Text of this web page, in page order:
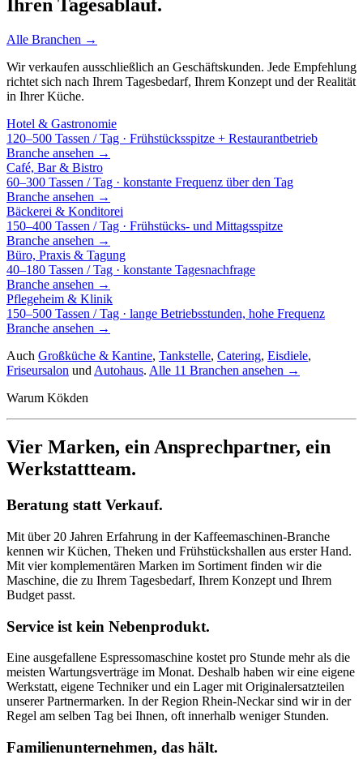
Ihren Tagesablauf.
Alle Branchen →
Wir verkaufen ausschließlich an Geschäftskunden. Jede Empfehlung
richtet sich nach Ihrem Tagesbedarf, Ihrem Konzept und der Realität
in Ihrer Küche.
Hotel & Gastronomie
120–500 Tassen / Tag · Frühstücksspitze + Restaurantbetrieb
Branche ansehen →
Café, Bar & Bistro
60–300 Tassen / Tag · konstante Frequenz über den Tag
Branche ansehen →
Bäckerei & Konditorei
150–400 Tassen / Tag · Frühstücks- und Mittagsspitze
Branche ansehen →
Büro, Praxis & Tagung
40–180 Tassen / Tag · konstante Tagesnachfrage
Branche ansehen →
Pflegeheim & Klinik
150–500 Tassen / Tag · lange Betriebsstunden, hohe Frequenz
Branche ansehen →
Auch Großküche & Kantine, Tankstelle, Catering, Eisdiele,
Friseursalon und Autohaus. Alle 11 Branchen ansehen →
Warum Kökden
Vier Marken, ein Ansprechpartner, ein
Werkstattteam.
Beratung statt Verkauf.
Mit über 20 Jahren Erfahrung in der Kaffeemaschinen-Branche
kennen wir Küchen, Theken und Frühstückshallen aus erster Hand.
Mit vier komplementären Marken im Sortiment finden wir die
Maschine, die zu Ihrem Tagesbedarf, Ihrem Konzept und Ihrem
Budget passt.
Service ist kein Nebenprodukt.
Eine ausgefallene Espressomaschine kostet pro Stunde mehr als die
meisten Wartungsverträge im Monat. Deshalb haben wir eine eigene
Werkstatt, eigene Techniker und ein Lager mit Originalersatzteilen
unserer Partnermarken. In der Region Rhein-Neckar sind wir in der
Regel am selben Tag bei Ihnen, oft innerhalb weniger Stunden.
Familienunternehmen, das hält.